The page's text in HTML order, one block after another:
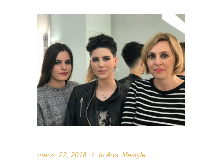
marzo 22, 2018 In Arts, lifestyle